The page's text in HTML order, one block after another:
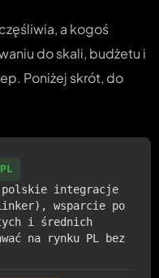
a kogoś
do skali, budżetu i
Poniżej skrót, do
integracje
wsparcie po
i średnich
na rynku PL bez